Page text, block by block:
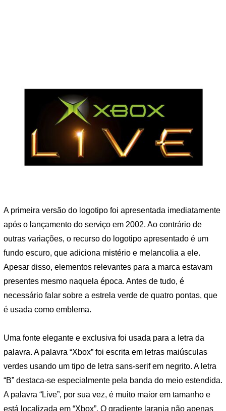
A primeira versão do logotipo foi apresentada imediatamente
após o lançamento do serviço em 2002. Ao contrário de
outras variações, o recurso do logotipo apresentado é um
fundo escuro, que adiciona mistério e melancolia a ele.
Apesar disso, elementos relevantes para a marca estavam
presentes mesmo naquela época. Antes de tudo, é
necessário falar sobre a estrela verde de quatro pontas, que
é usada como emblema.
Uma fonte elegante e exclusiva foi usada para a letra da
palavra. A palavra “Xbox” foi escrita em letras maiúsculas
verdes usando um tipo de letra sans-serif em negrito. A letra
“B” destaca-se especialmente pela banda do meio estendida.
A palavra “Live”, por sua vez, é muito maior em tamanho e
está localizada em “Xbox”. O gradiente laranja não apenas